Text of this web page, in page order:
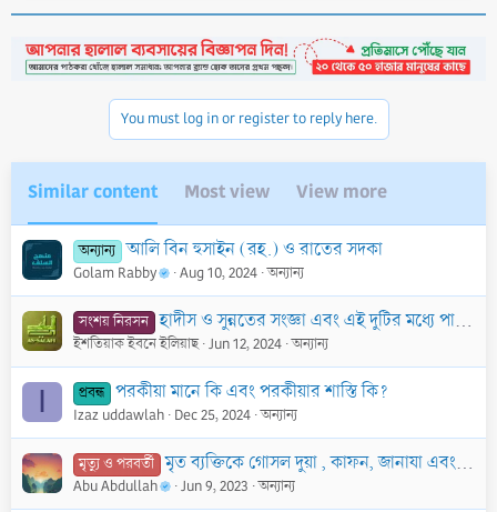
t
i
You must log in or register to reply here.
Similar content Most view View more
অন্যান্য আলি বিন হুসাইন (রহ.) ও রাতের সদকা
Golam Rabby Aug 10, 2024 অন্যান্য
সংশয় নিরসন হাদীস ও সুন্নতের সংজ্ঞা এবং এই দুটির মধ্যে পার্থক্য
ইশতিয়াক ইবনে ইলিয়াছ Jun 12, 2024 অন্যান্য
I প্রবন্ধ পরকীয়া মানে কি এবং পরকীয়ার শাস্তি কি?
Izaz uddawlah Dec 25, 2024 অন্যান্য
মৃত্যু ও পরবর্তী মৃত ব্যক্তিকে গোসল দুয়া , কাফন, জানাযা এবং দাফন সম্পন্ন করা
Abu Abdullah Jun 9, 2023 অন্যান্য